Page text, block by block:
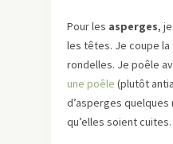
Pour les asperges,
les têtes. Je coupe
rondelles. Je poêle
une poêle (plutôt
d’asperges quelques
qu’elles soient cuites.